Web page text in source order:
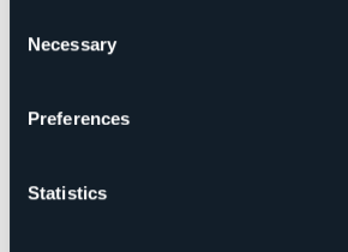
Selection
Necessary
Preferences
Statistics
https://www.tonesteatronatura.com/